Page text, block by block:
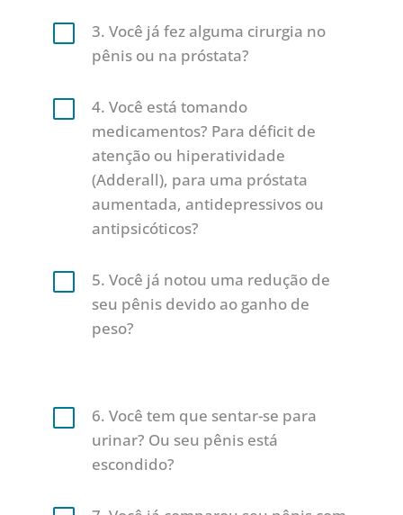
V
3. Você já fez alguma cirurgia no
pênis ou na próstata?
V
4. Você está tomando
medicamentos? Para déficit de
atenção ou hiperatividade
(Adderall), para uma próstata
aumentada, antidepressivos ou
antipsicóticos?
V
5. Você já notou uma redução de
seu pênis devido ao ganho de
peso?
V
6. Você tem que sentar-se para
urinar? Ou seu pênis está
escondido?